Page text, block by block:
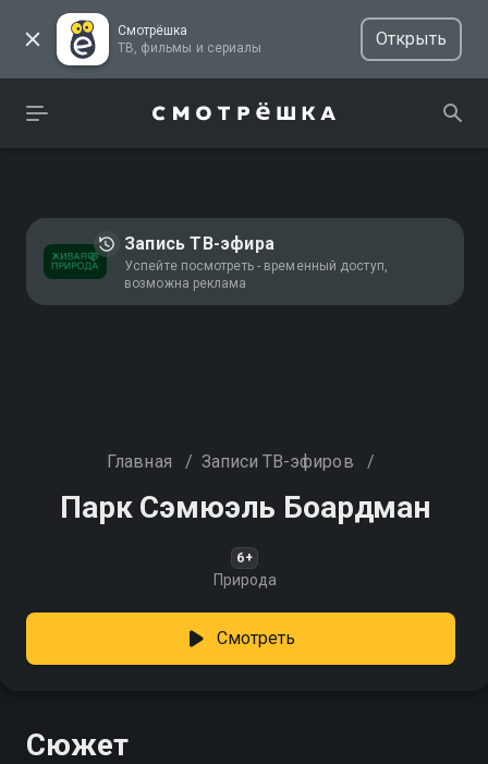
Смотрёшка
ТВ, фильмы и сериалы
Открыть
Запись ТВ-эфира
Успейте посмотреть - временный доступ,
возможна реклама
Главная / Записи ТВ-эфиров /
Парк Сэмюэль Боардман
6+
Природа
Смотреть
Сюжет